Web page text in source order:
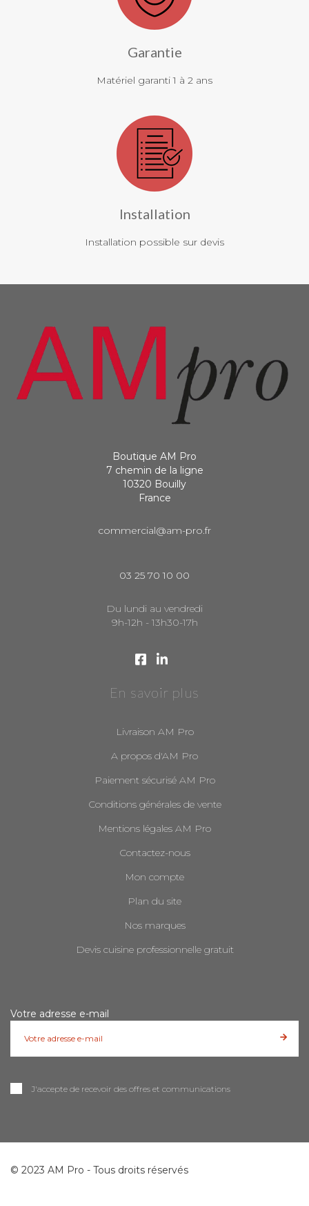
Garantie
Matériel garanti 1 à 2 ans
Installation
Installation possible sur devis
Boutique AM Pro
7 chemin de la ligne
10320 Bouilly
France
commercial@am-pro.fr
03 25 70 10 00
Du lundi au vendredi
9h-12h - 13h30-17h
En savoir plus
Livraison AM Pro
A propos d'AM Pro
Paiement sécurisé AM Pro
Conditions générales de vente
Mentions légales AM Pro
Contactez-nous
Mon compte
Plan du site
Nos marques
Devis cuisine professionnelle gratuit
Votre adresse e-mail
J'accepte de recevoir des offres et communications
© 2023 AM Pro - Tous droits réservés